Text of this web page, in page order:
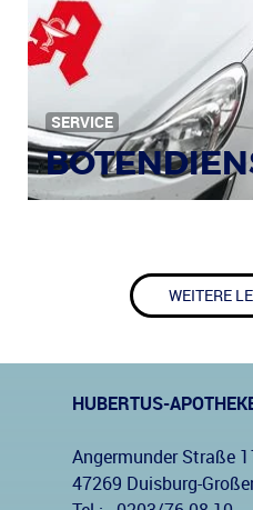
SERVICE
WEITERE
HUBERTUS-
Angermunder Straße
47269 Duisburg-